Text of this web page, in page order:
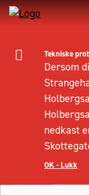
Tekniske
Dersom
nedkast
OK - Lukk